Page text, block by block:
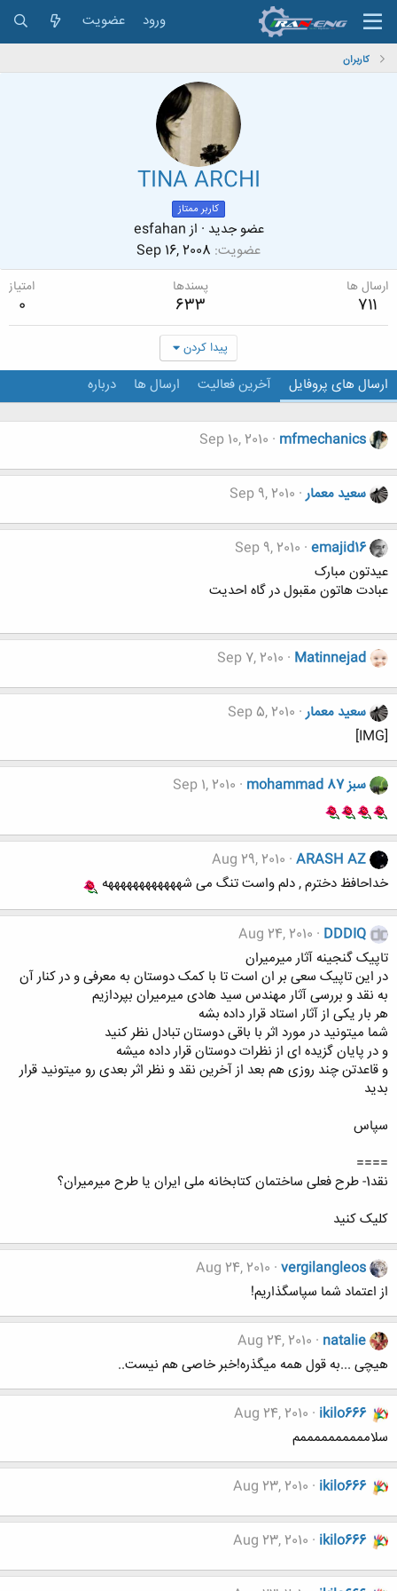
ورود عضویت
کاربران
TINA ARCHI
کاربر ممتاز
عضو جدید · ازesfahan
عضویت Sep 16, 2008
ارسال ها
711
پسندها
633
امتیاز
0
پیدا کردن
ارسال های پروفایل آخرین فعالیت ارسال ها درباره
mfmechanics
Sep 10, 2010
سعید معمار Sep 9, 2010
emajid16
Sep 9, 2010
عیدتون مبارک
عبادت هاتون مقبول در گاه احدیت
Matinnejad
Sep 7, 2010
سعید معمار Sep 5, 2010
[IMG]
mohammad 87 سبز Sep 1, 2010
ARASH AZ
Aug 29, 2010
خداحافظ دخترم , دلم واست تنگ می شههههههههههههه
DDDIQ
Aug 24, 2010
تاپیک گنجینه آثار میرمیران
در این تاپیک سعی بر ان است تا با کمک دوستان به معرفی و در کنار آن
به نقد و بررسی آثار مهندس سید هادی میرمیران بپردازیم
هر بار یکی از آثار استاد قرار داده بشه
شما میتونید در مورد اثر با باقی دوستان تبادل نظر کنید
و در پایان گزیده ای از نظرات دوستان قرار داده میشه
و قاعدتن چند روزی هم بعد از آخرین نقد و نظر اثر بعدی رو میتونید قرار
بدید
سپاس
====
نقد1- طرح فعلی ساختمان کتابخانه ملی ايران یا طرح میرمیران؟
کلیک کنید
vergilangleos
Aug 24, 2010
از اعتماد شما سپاسگذاریم!
natalie
Aug 24, 2010
هیچی ...به قول همه میگذره!خبر خاصی هم نیست..
ikilo666
Aug 24, 2010
سلاممممممممممم
ikilo666
Aug 23, 2010
ikilo666
Aug 23, 2010